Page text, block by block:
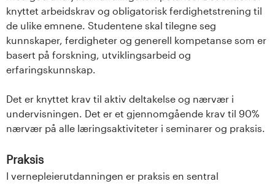
knyttet arbeidskrav og obligatorisk ferdighetstrening til
de ulike emnene. Studentene skal tilegne seg
kunnskaper, ferdigheter og generell kompetanse som er
basert på forskning, utviklingsarbeid og
erfaringskunnskap.
Det er knyttet krav til aktiv deltakelse og nærvær i
undervisningen. Det er et gjennomgående krav til 90%
nærvær på alle læringsaktiviteter i seminarer og praksis.
Praksis
I vernepleierutdanningen er praksis en sentral